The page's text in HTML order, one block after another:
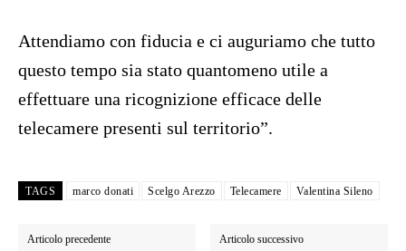
Attendiamo con fiducia e ci auguriamo che tutto
questo tempo sia stato quantomeno utile a
effettuare una ricognizione efficace delle
telecamere presenti sul territorio”.
TAGS marco donati Scelgo Arezzo Telecamere Valentina Sileno
Articolo precedente Articolo successivo